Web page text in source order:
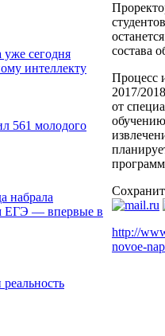
уже сегодня
интеллекту
561 молодого
набрала
ЕГЭ — впервые в
состава
Процесс
2017/
от
http://
novoe-